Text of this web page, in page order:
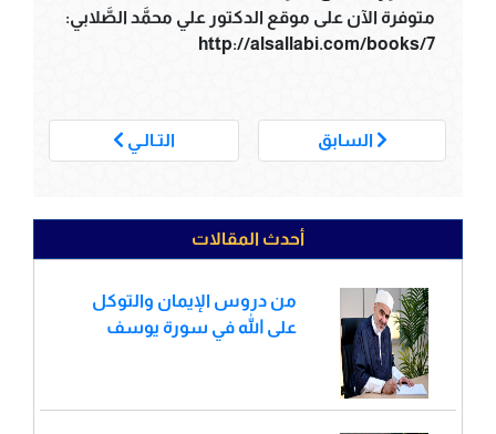
متوفرة الآن على موقع الدكتور علي محمَّد الصَّلابي:
http://alsallabi.com/books/7
السابق التـالـي
أحدث المقالات
من دروس الإيمان والتوكل
على الله في سورة يوسف